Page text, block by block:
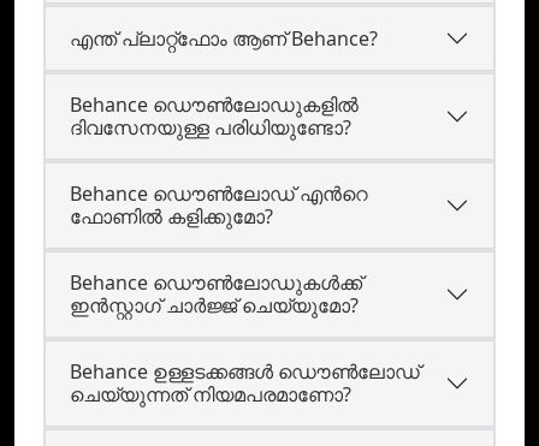
എന്ത് പ്ലാറ്റ്ഫോം ആണ് Behance?
Behance ഡൌണ്‍ലോഡുകളില്‍
ദിവസേനയുള്ള പരിധിയുണ്ടോ?
Behance ഡൌണ്‍ലോഡ്‌ എന്‍റെ
ഫോണില്‍ കളിക്കുമോ?
Behance ഡൌണ്‍ലോഡുകള്‍ക്ക്
ഇന്‍സ്റ്റാഗ് ചാര്‍ജ്ജ് ചെയ്യുമോ?
Behance ഉള്ളടക്കങ്ങള്‍ ഡൌണ്‍ലോഡ്
ചെയ്യുന്നത് നിയമപരമാണോ?